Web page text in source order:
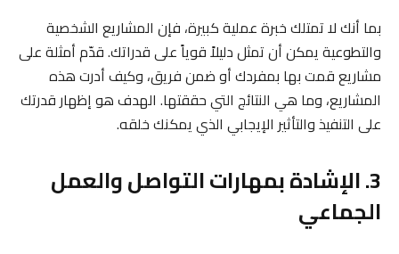
بما أنك لا تمتلك خبرة عملية كبيرة، فإن المشاريع الشخصية
والتطوعية يمكن أن تمثل دليلاً قوياً على قدراتك. قدّم أمثلة على
مشاريع قمت بها بمفردك أو ضمن فريق، وكيف أدرت هذه
المشاريع، وما هي النتائج التي حققتها. الهدف هو إظهار قدرتك
على التنفيذ والتأثير الإيجابي الذي يمكنك خلقه.
3. الإشادة بمهارات التواصل والعمل
الجماعي